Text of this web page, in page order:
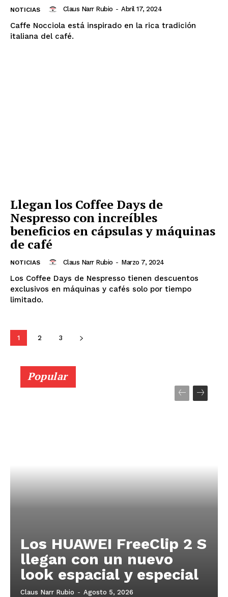
NOTICIAS Claus Narr Rubio - Abril 17, 2024
Caffe Nocciola está inspirado en la rica tradición
italiana del café.
Llegan los Coffee Days de
Nespresso con increíbles
beneficios en cápsulas y máquinas
de café
NOTICIAS Claus Narr Rubio - Marzo 7, 2024
Los Coffee Days de Nespresso tienen descuentos
exclusivos en máquinas y cafés solo por tiempo
limitado.
1 2 3
Popular
Los HUAWEI FreeClip 2 S
llegan con un nuevo
look espacial y especial
Claus Narr Rubio - Agosto 5, 2026